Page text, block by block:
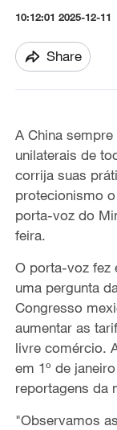
10:12:01 2025-12-11
Share
A China
unilaterais de
corrija suas
protecionismo
porta-voz do
feira.
O porta-voz fez
uma pergunta
Congresso
aumentar as
livre comércio.
em 1º de
reportagens da
"Observamos